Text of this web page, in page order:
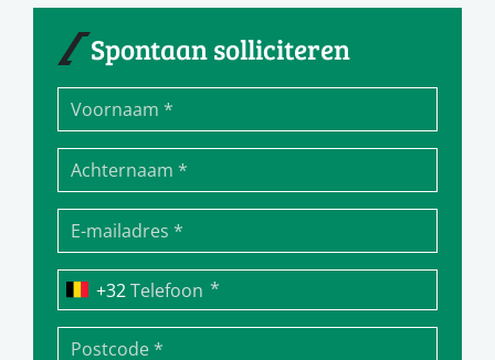
Spontaan solliciteren
Telefoon *